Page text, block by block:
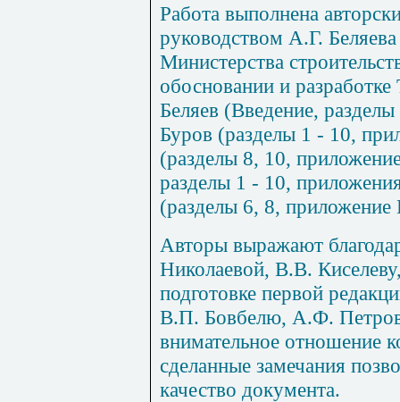
Работа выполнена
руководством А.Г.
Министерства
обосновании и
Беляев (Введение, разделы
Буров (разделы 1 - 10,
(разделы 8, 10,
разделы 1 - 10,
(разделы 6, 8, приложение
Авторы выражают
Николаевой, В.В.
подготовке первой
В.П. Бовбелю, А.Ф.
внимательное отношение
сделанные замечания
качество документа.